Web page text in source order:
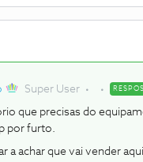
Super User
que precisas do
por furto.
a achar que vai vender